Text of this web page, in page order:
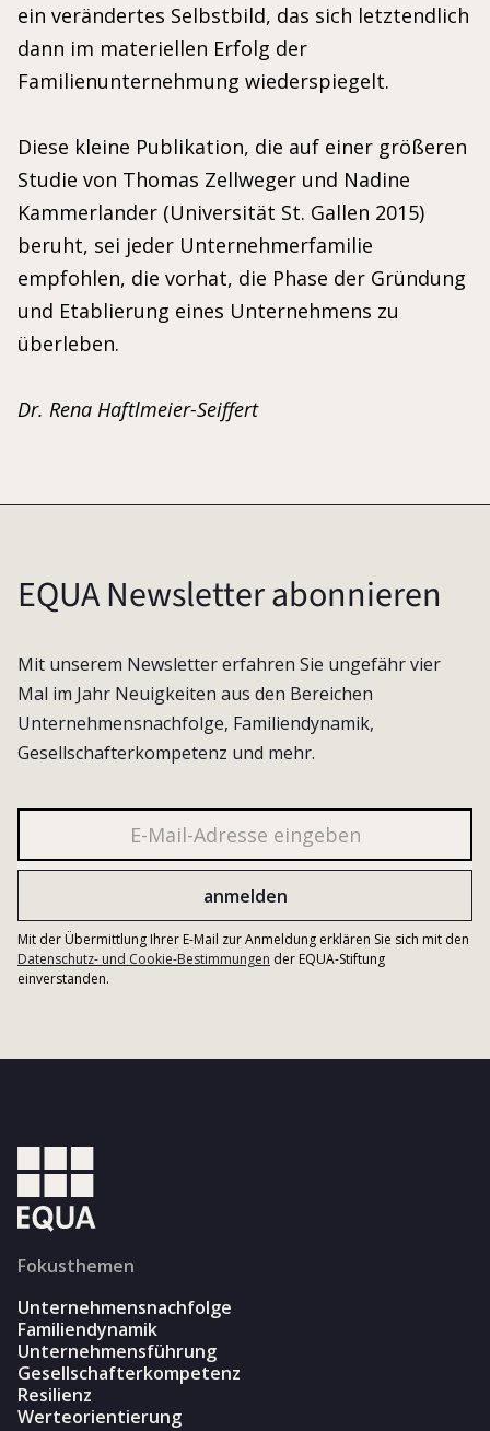
ein verändertes Selbstbild, das sich letztendlich
dann im materiellen Erfolg der
Familienunternehmung wiederspiegelt.
Diese kleine Publikation, die auf einer größeren
Studie von Thomas Zellweger und Nadine
Kammerlander (Universität St. Gallen 2015)
beruht, sei jeder Unternehmerfamilie
empfohlen, die vorhat, die Phase der Gründung
und Etablierung eines Unternehmens zu
überleben.
Dr. Rena Haftlmeier-Seiffert
EQUA Newsletter abonnieren
Mit unserem Newsletter erfahren Sie ungefähr vier
Mal im Jahr Neuigkeiten aus den Bereichen
Unternehmensnachfolge, Familiendynamik,
Gesellschafterkompetenz und mehr.
Mit der Übermittlung Ihrer E-Mail zur Anmeldung erklären Sie sich mit den
Datenschutz- und Cookie-Bestimmungen der EQUA-Stiftung
einverstanden.
Fokusthemen
Unternehmensnachfolge
Familiendynamik
Unternehmensführung
Gesellschafterkompetenz
Resilienz
Werteorientierung